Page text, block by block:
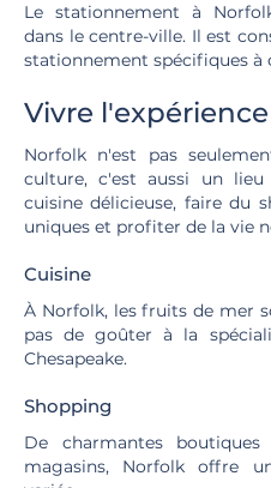
Le stationnement à
dans le centre-ville. Il est
stationnement spécifiques à
Vivre
Norfolk n'est pas
culture, c'est aussi un
cuisine délicieuse, faire du
uniques et profiter de la vie
Cuisine
À Norfolk, les fruits de mer
pas de goûter à la
Chesapeake.
Shopping
De charmantes
magasins, Norfolk offre